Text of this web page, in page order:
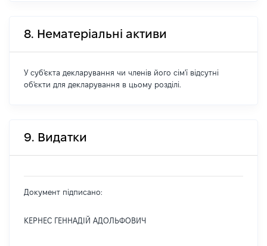
8. Нематеріальні активи
У суб'єкта декларування чи членів його сім'ї відсутні
об'єкти для декларування в цьому розділі.
9. Видатки
Документ підписано:
КЕРНЕС ГЕННАДІЙ АДОЛЬФОВИЧ